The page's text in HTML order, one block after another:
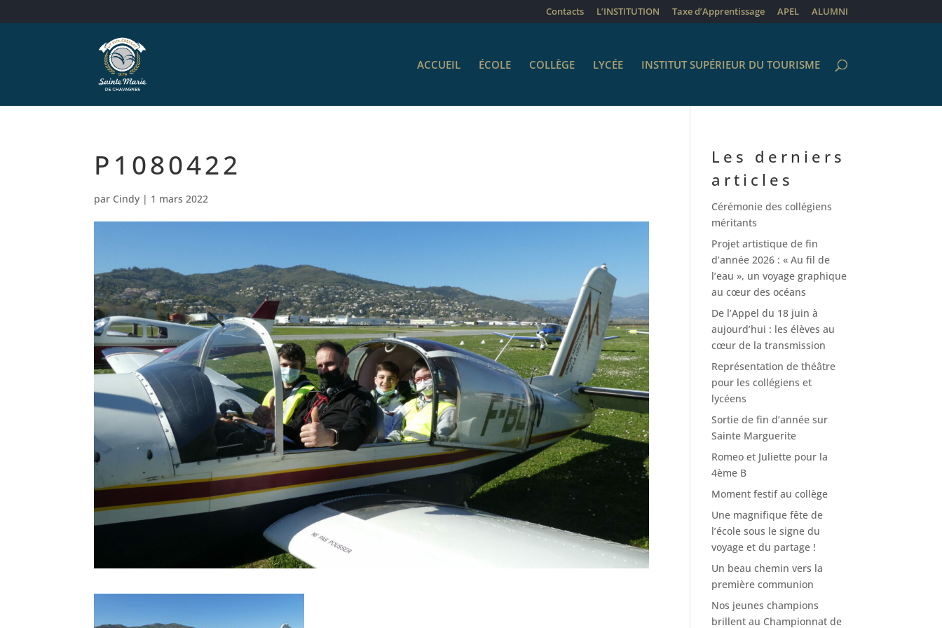
Contacts L’INSTITUTION Taxe d’Apprentissage APEL ALUMNI
ACCUEIL ÉCOLE COLLÈGE LYCÉE INSTITUT SUPÉRIEUR DU TOURISME
P1080422
par Cindy | 1 mars 2022
Les derniers
articles
Cérémonie des collégiens
méritants
Projet artistique de fin
d’année 2026 : « Au fil de
l’eau », un voyage graphique
au cœur des océans
De l’Appel du 18 juin à
aujourd’hui : les élèves au
cœur de la transmission
Représentation de théâtre
pour les collégiens et
lycéens
Sortie de fin d’année sur
Sainte Marguerite
Romeo et Juliette pour la
4ème B
Moment festif au collège
Une magnifique fête de
l’école sous le signe du
voyage et du partage !
Un beau chemin vers la
première communion
Nos jeunes champions
brillent au Championnat de